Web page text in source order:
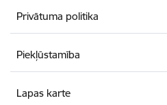
Privātuma politika
Piekļūstamība
Lapas karte